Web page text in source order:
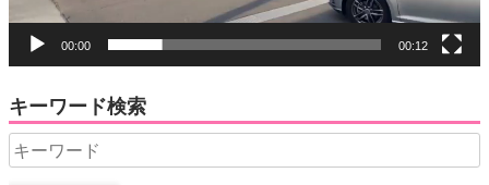
00:00 00:12
キーワード検索
Search
for: